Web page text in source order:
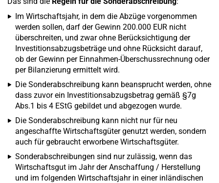
Im Wirtschaftsjahr, in dem die Abzüge vorgenommen
werden sollen, darf der Gewinn 200.000 EUR nicht
überschreiten, und zwar ohne Berücksichtigung der
Investitionsabzugsbeträge und ohne Rücksicht darauf,
ob der Gewinn per Einnahmen-Überschussrechnung oder
per Bilanzierung ermittelt wird.
Die Sonderabschreibung kann beansprucht werden, ohne
dass zuvor ein Investitionsabzugsbetrag gemäß §7g
Abs.1 bis 4 EStG gebildet und abgezogen wurde.
Die Sonderabschreibung kann nicht nur für neu
angeschaffte Wirtschaftsgüter genutzt werden, sondern
auch für gebraucht erworbene Wirtschaftsgüter.
Sonderabschreibungen sind nur zulässig, wenn das
Wirtschaftsgut im Jahr der Anschaffung / Herstellung
und im folgenden Wirtschaftsjahr in einer inländischen